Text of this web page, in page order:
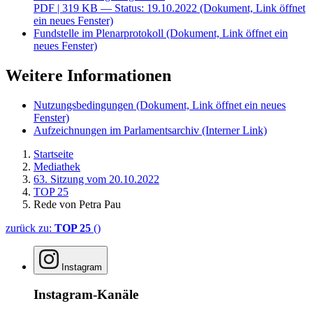
PDF | 319 KB — Status: 19.10.2022 (Dokument, Link öffnet
ein neues Fenster)
Fundstelle im Plenarprotokoll (Dokument, Link öffnet ein
neues Fenster)
Weitere Informationen
Nutzungsbedingungen (Dokument, Link öffnet ein neues
Fenster)
Aufzeichnungen im Parlamentsarchiv (Interner Link)
Startseite
Mediathek
63. Sitzung vom 20.10.2022
TOP 25
Rede von Petra Pau
zurück zu: TOP 25 ()
Instagram
Instagram-Kanäle